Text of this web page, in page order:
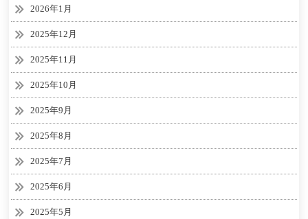
2026年1月
2025年12月
2025年11月
2025年10月
2025年9月
2025年8月
2025年7月
2025年6月
2025年5月